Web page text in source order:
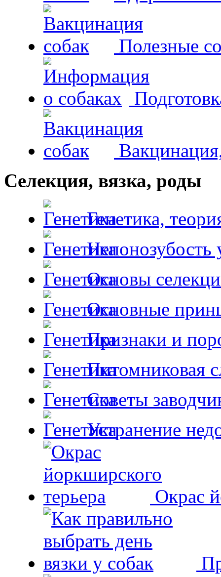
Полезные
Селекция, вязка, роды
Генетика,
Непонозубость
Основы
Основные
Признаки и
Питомниковая
Советы
Устранение
Окрас